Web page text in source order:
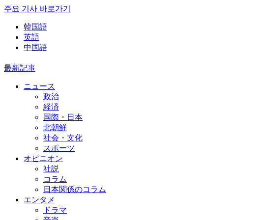
주요 기사 바로가기
韓国語
英語
中国語
最新記事
ニュース
政治
経済
国際・日本
北朝鮮
社会・文化
スポーツ
オピニオン
社説
コラム
日本関係のコラム
エンタメ
ドラマ